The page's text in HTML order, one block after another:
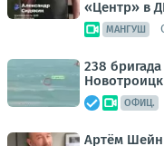
«Центр» в
МАНГУШ
238
ОФИЦ.
Артём